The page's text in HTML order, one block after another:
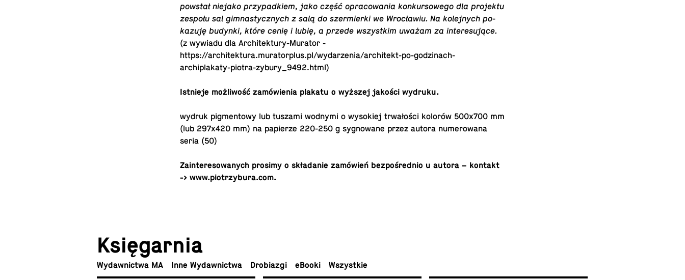
powstał niejako przy­pad­kiem, jako część opra­co­wa­nia kon­kur­so­we­go dla pro­jek­tu
zespołu sal gim­na­stycz­nych z salą do szer­mier­ki we Wro­cła­wiu. Na ko­lej­nych po­
ka­zu­ję budynki, które cenię i lubię, a przede wszyst­kim uważam za interesujące.
(z wywiadu dla Ar­chi­tek­tu­ry-Mu­ra­tor -
https://architektura.muratorplus.pl/wydarzenia/architekt-po-godzinach-
archiplakaty-piotra-zybury_9492.html)
Ist­nie­je moż­li­wość za­mó­wie­nia plakatu o wyższej jakości wydruku.
wydruk pig­men­to­wy lub tuszami wodnymi o wy­so­kiej trwa­ło­ści kolorów 500x700 mm
(lub 297x420 mm) na pa­pie­rze 220-250 g sy­gno­wa­ne przez autora nu­me­ro­wa­na
seria (50)
Za­in­te­re­so­wa­nych prosimy o skła­da­nie za­mó­wień bez­po­śred­nio u autora – kontakt
-> www.piotrzybura.com.
Księ­gar­nia
Wy­daw­nic­twa MA Inne Wydawnictwa Dro­bia­zgi eBooki Wszyst­kie